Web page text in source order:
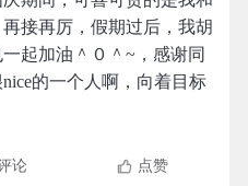
接再厉，假期过后，我胡
起加油＾０＾~，感谢同
的一个人啊，向着目标
论 点赞